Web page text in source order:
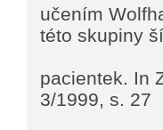
učením
této skupiny
pacientek. In
3/1999, s. 27